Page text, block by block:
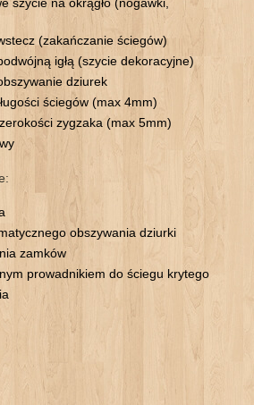
(zakańczanie ściegów)
igłą (szycie dekoracyjne)
dziurek
ściegów (max 4mm)
zygzaka (max 5mm)
obszywania dziurki
zamków
prowadnikiem do ściegu krytego